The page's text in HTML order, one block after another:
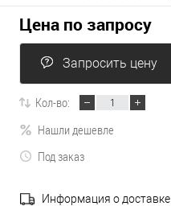
Цена по запросу
Запросить цену
Кол-во:
Нашли дешевле
Под заказ
Информация о доставке